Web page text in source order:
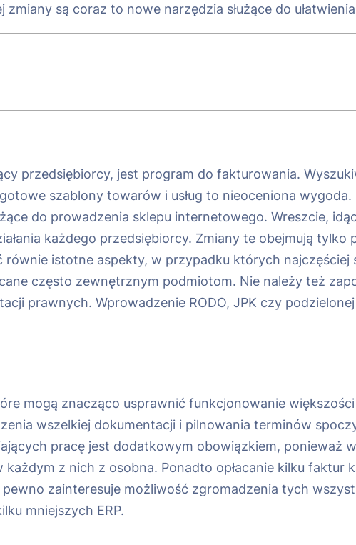
są coraz to nowe narzędzia służące do
przedsiębiorcy, jest program do fakturowania.
szablony towarów i usług to nieoceniona
do prowadzenia sklepu internetowego. Wreszcie,
każdego przedsiębiorcy. Zmiany te obejmują
istotne aspekty, w przypadku których najczęściej
często zewnętrznym podmiotom. Nie należy też
prawnych. Wprowadzenie RODO, JPK czy
mogą znacząco usprawnić funkcjonowanie
wszelkiej dokumentacji i pilnowania terminów
pracę jest dodatkowym obowiązkiem, ponieważ
z nich z osobna. Ponadto opłacanie kilku faktur
zainteresuje możliwość zgromadzenia tych
mniejszych ERP.